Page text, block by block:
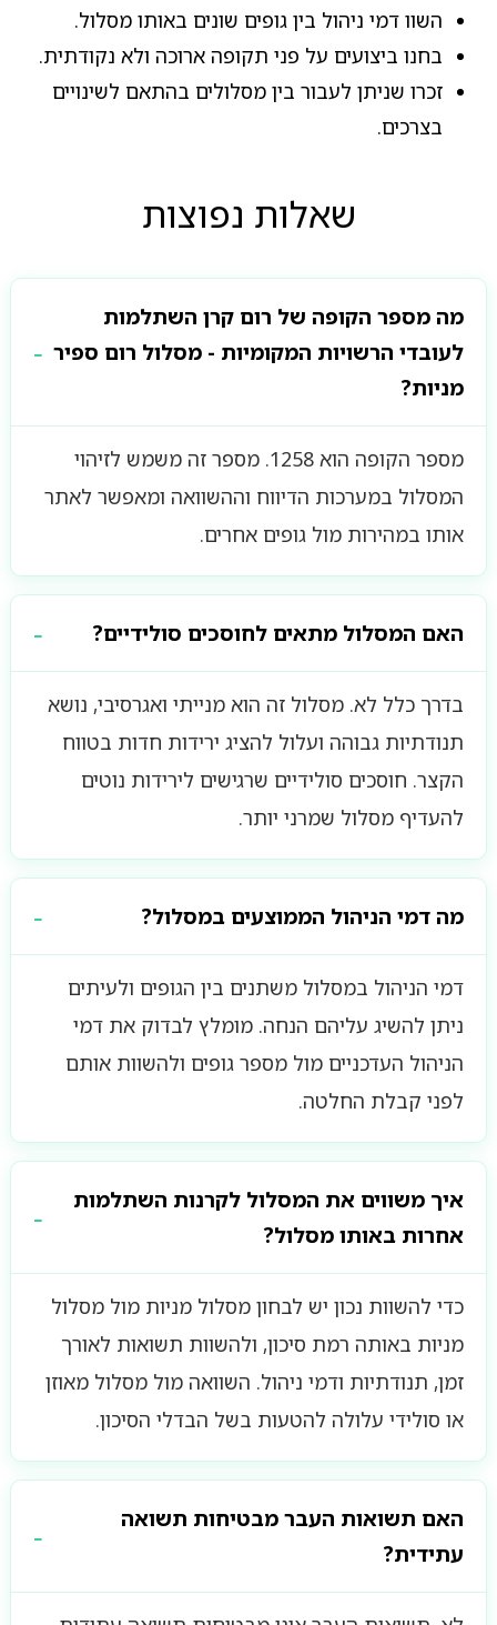
השוו דמי ניהול בין גופים שונים באותו מסלול.
בחנו ביצועים על פני תקופה ארוכה ולא נקודתית.
זכרו שניתן לעבור בין מסלולים בהתאם לשינויים
בצרכים.
שאלות נפוצות
מה מספר הקופה של רום קרן השתלמות
לעובדי הרשויות המקומיות - מסלול רום ספיר
מניות?
מספר הקופה הוא 1258. מספר זה משמש לזיהוי
המסלול במערכות הדיווח וההשוואה ומאפשר לאתר
אותו במהירות מול גופים אחרים.
האם המסלול מתאים לחוסכים סולידיים?
בדרך כלל לא. מסלול זה הוא מנייתי ואגרסיבי, נושא
תנודתיות גבוהה ועלול להציג ירידות חדות בטווח
הקצר. חוסכים סולידיים שרגישים לירידות נוטים
להעדיף מסלול שמרני יותר.
מה דמי הניהול הממוצעים במסלול?
דמי הניהול במסלול משתנים בין הגופים ולעיתים
ניתן להשיג עליהם הנחה. מומלץ לבדוק את דמי
הניהול העדכניים מול מספר גופים ולהשוות אותם
לפני קבלת החלטה.
איך משווים את המסלול לקרנות השתלמות
אחרות באותו מסלול?
כדי להשוות נכון יש לבחון מסלול מניות מול מסלול
מניות באותה רמת סיכון, ולהשוות תשואות לאורך
זמן, תנודתיות ודמי ניהול. השוואה מול מסלול מאוזן
או סולידי עלולה להטעות בשל הבדלי הסיכון.
האם תשואות העבר מבטיחות תשואה
עתידית?